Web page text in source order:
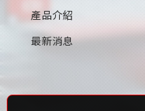
產品介紹
最新消息